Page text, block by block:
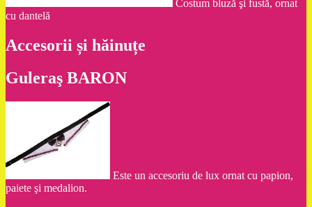
Costum bluză şi fustă, ornat
cu dantelă
Accesorii și hăinuțe
Guleraş BARON
Este un accesoriu de lux ornat cu papion,
paiete şi medalion.